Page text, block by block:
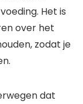
Het is
over het
zodat je
dat